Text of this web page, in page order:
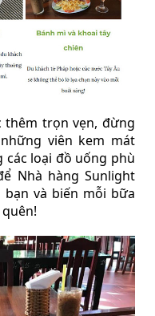
trọn vẹn, đừng
viên kem mát
loại đồ uống phù
Nhà hàng Sunlight
và biến mỗi bữa